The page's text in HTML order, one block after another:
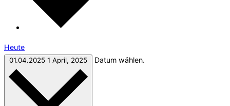
Heute
01.04.2025 1 April, 2025 Datum wählen.